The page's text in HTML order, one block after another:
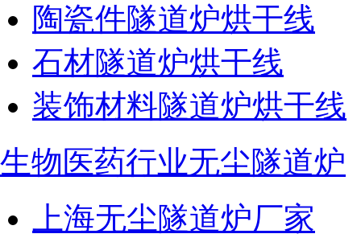
陶瓷件隧道炉烘干线
石材隧道炉烘干线
装饰材料隧道炉烘干线
生物医药行业无尘隧道炉
上海无尘隧道炉厂家